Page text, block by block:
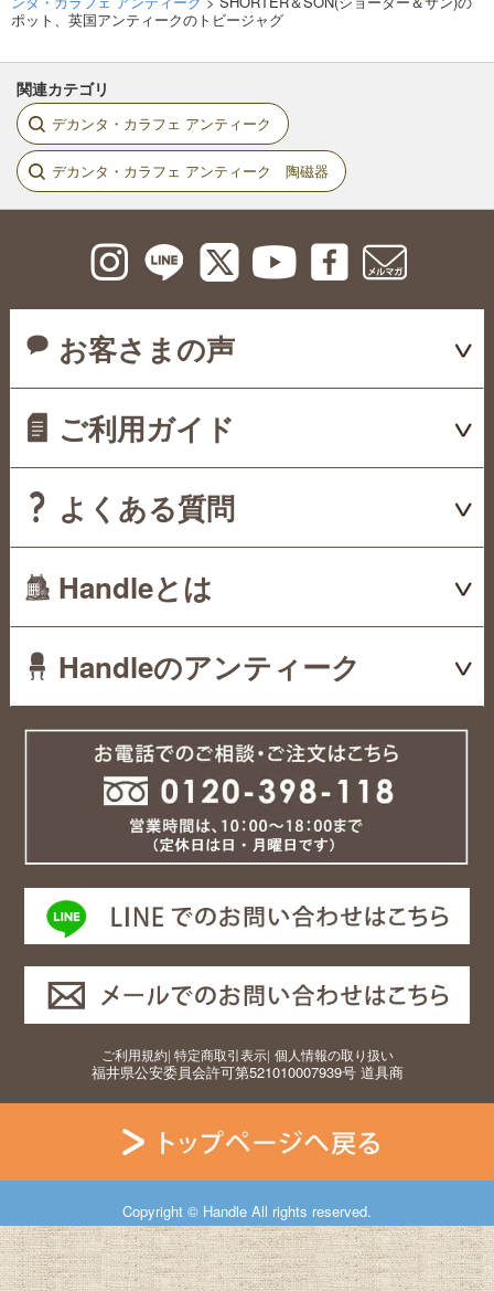
ポット、英国アンティークのトビージャグ
関連カテゴリ
デカンタ・カラフェ アンティーク
デカンタ・カラフェ アンティーク 陶磁器
お客さまの声
ご利用ガイド
よくある質問
Handleとは
Handleのアンティーク
ご利用規約| 特定商取引表示| 個人情報の取り扱い
福井県公安委員会許可第521010007939号 道具商
Copyright © Handle All rights reserved.